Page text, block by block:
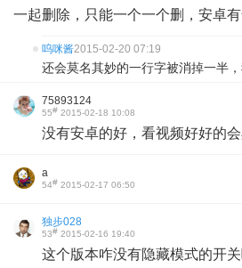
一起删除，只能一个一个删，安卓
呜咪酱2015-02-20 07:19
还会莫名其妙的一行字被消掉一半
75893124
55# 2015-02-18 10:08
没有安卓的好，看视频好好的
a
54# 2015-02-17 06:50
独步028
53# 2015-02-16 19:40
这个版本咋没有隐藏模式的开